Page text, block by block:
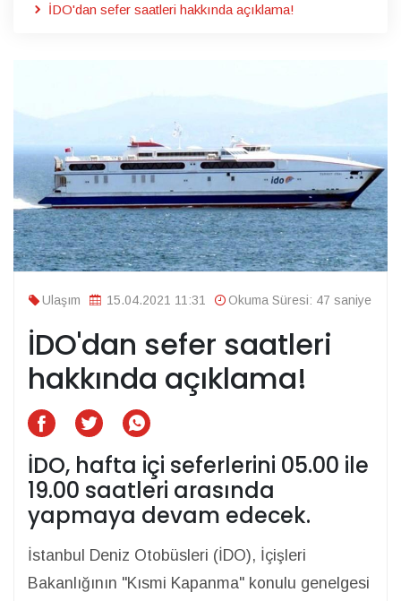
İDO'dan sefer saatleri hakkında açıklama!
Ulaşım 15.04.2021 11:31 Okuma Süresi: 47 saniye
İDO'dan sefer saatleri
hakkında açıklama!
İDO, hafta içi seferlerini 05.00 ile
19.00 saatleri arasında
yapmaya devam edecek.
İstanbul Deniz Otobüsleri (İDO), İçişleri
Bakanlığının "Kısmi Kapanma" konulu genelgesi